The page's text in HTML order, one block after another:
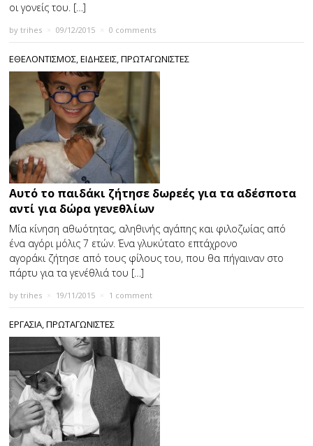
οι γονείς του. […]
bytrihes 09/12/2015 0 comments
ΕΘΕΛΟΝΤΙΣΜΟΣ,ΕΙΔΗΣΕΙΣ,ΠΡΩΤΑΓΩΝΙΣΤΕΣ
Αυτό το παιδάκι ζήτησε δωρεές για τα αδέσποτα
αντί για δώρα γενεθλίων
Μία κίνηση αθωότητας, αληθινής αγάπης και φιλοζωίας από
ένα αγόρι μόλις 7 ετών. Ένα γλυκύτατο επτάχρονο
αγοράκι ζήτησε από τους φίλους του, που θα πήγαιναν στο
πάρτυ για τα γενέθλιά του […]
bytrihes 19/11/2015 1 comment
ΕΡΓΑΣΙΑ,ΠΡΩΤΑΓΩΝΙΣΤΕΣ